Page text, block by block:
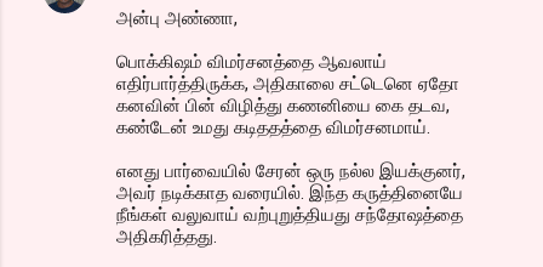
அன்பு அண்ணா,
பொக்கிஷம் விமர்சனத்தை ஆவலாய்
எதிர்பார்த்திருக்க, அதிகாலை சட்டெனெ ஏதோ
கனவின் பின் விழித்து கணனியை கை தடவ,
கண்டேன் உமது கடிததத்தை விமர்சனமாய்.
எனது பார்வையில் சேரன் ஒரு நல்ல இயக்குனர்,
அவர் நடிக்காத வரையில். இந்த கருத்தினையே
நீங்கள் வலுவாய் வற்புறுத்தியது சந்தோஷத்தை
அதிகரித்தது.